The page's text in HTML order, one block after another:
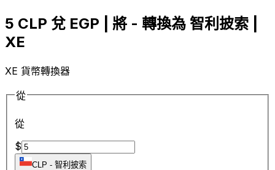
5 CLP 兌 EGP | 將 - 轉換為 智利披索 |
XE
XE 貨幣轉換器
從
從
$
CLP - 智利披索